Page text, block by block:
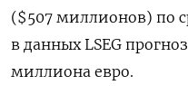
($507 миллионов) по
в данных LSEG
миллиона евро.